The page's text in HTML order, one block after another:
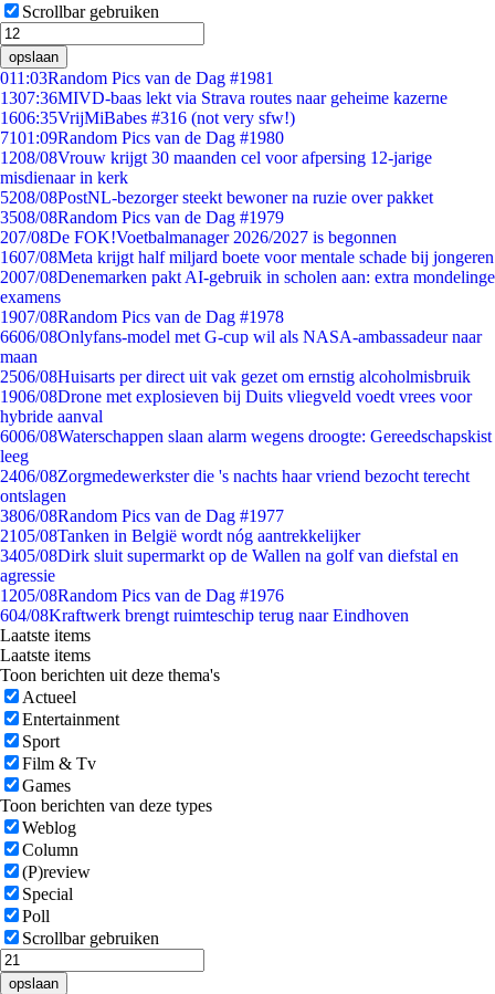
Scrollbar gebruiken
opslaan
011:03Random Pics van de Dag #1981
1307:36MIVD-baas lekt via Strava routes naar geheime kazerne
1606:35VrijMiBabes #316 (not very sfw!)
7101:09Random Pics van de Dag #1980
1208/08Vrouw krijgt 30 maanden cel voor afpersing 12-jarige
misdienaar in kerk
5208/08PostNL-bezorger steekt bewoner na ruzie over pakket
3508/08Random Pics van de Dag #1979
207/08De FOK!Voetbalmanager 2026/2027 is begonnen
1607/08Meta krijgt half miljard boete voor mentale schade bij jongeren
2007/08Denemarken pakt AI-gebruik in scholen aan: extra mondelinge
examens
1907/08Random Pics van de Dag #1978
6606/08Onlyfans-model met G-cup wil als NASA-ambassadeur naar
maan
2506/08Huisarts per direct uit vak gezet om ernstig alcoholmisbruik
1906/08Drone met explosieven bij Duits vliegveld voedt vrees voor
hybride aanval
6006/08Waterschappen slaan alarm wegens droogte: Gereedschapskist
leeg
2406/08Zorgmedewerkster die 's nachts haar vriend bezocht terecht
ontslagen
3806/08Random Pics van de Dag #1977
2105/08Tanken in België wordt nóg aantrekkelijker
3405/08Dirk sluit supermarkt op de Wallen na golf van diefstal en
agressie
1205/08Random Pics van de Dag #1976
604/08Kraftwerk brengt ruimteschip terug naar Eindhoven
Laatste items
Laatste items
Toon berichten uit deze thema's
Actueel
Entertainment
Sport
Film & Tv
Games
Toon berichten van deze types
Weblog
Column
(P)review
Special
Poll
Scrollbar gebruiken
opslaan